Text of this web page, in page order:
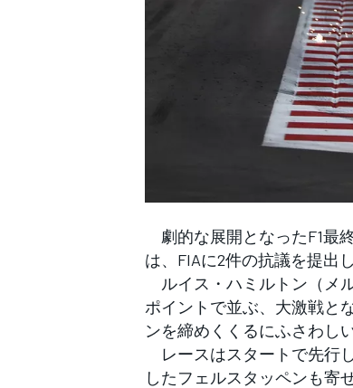
フォーミュラE
劇的な展開となったF1最
は、FIAに2件の抗議を提出し
ルイス・ハミルトン（メ
ポイントで並ぶ、大激戦と
ンを締めくくるにふさわし
レースはスタートで先行
したフェルスタッペンも寄